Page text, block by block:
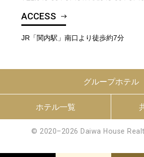
ACCESS
JR「関内駅」南口より徒歩約7分
グループホテル
ホテル一覧
© 2020–2026 Daiwa House